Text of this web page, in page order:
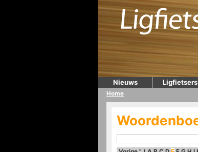
Nieuws Ligfietsers
Home